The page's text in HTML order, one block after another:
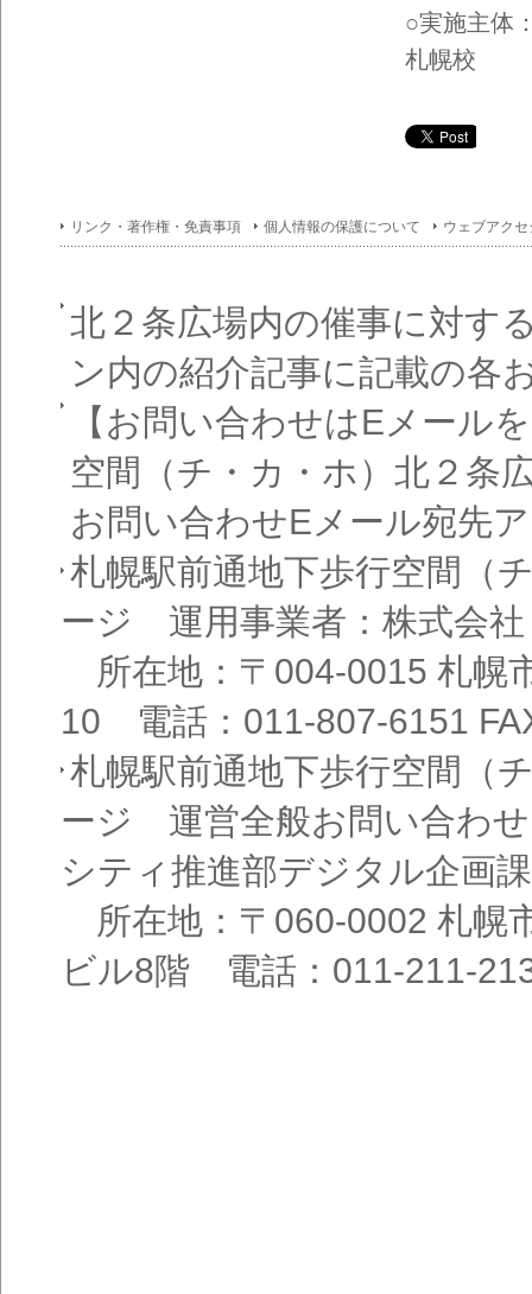
○実施主体
札幌校
リンク・著作権・免責事項 個人情報の保護について ウェブアク
北２条広場内の催事に対す
ン内の紹介記事に記載の各
【お問い合わせはEメール
空間（チ・カ・ホ）北２条
お問い合わせEメール宛先
札幌駅前通地下歩行空間（
ージ 運用事業者：株式会
所在地：〒004-0015 札幌
10 電話：011-807-6151
札幌駅前通地下歩行空間（
ージ 運営全般お問い合わ
シティ推進部デジタル企画課
所在地：〒060-0002 札幌
ビル8階 電話：011-211-